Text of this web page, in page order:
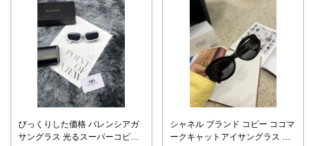
びっくりした価格 バレンシアガ
サングラス 光るスーパーコピー
シャネル ブランド コピー ココマ
ークキャットアイサングラス UV